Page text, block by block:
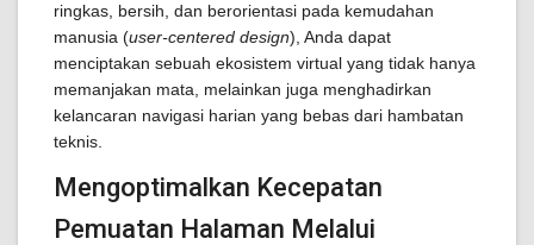
ringkas, bersih, dan berorientasi pada kemudahan
manusia (user-centered design), Anda dapat
menciptakan sebuah ekosistem virtual yang tidak hanya
memanjakan mata, melainkan juga menghadirkan
kelancaran navigasi harian yang bebas dari hambatan
teknis.
Mengoptimalkan Kecepatan
Pemuatan Halaman Melalui